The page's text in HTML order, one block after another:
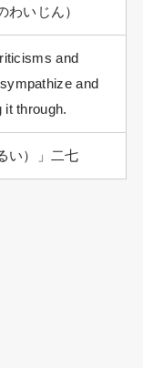
わいじん）
and
and
it through.
い）」二七